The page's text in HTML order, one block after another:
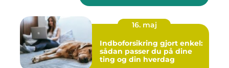
16. maj
Indboforsikring gjort enkel:
sådan passer du på dine
ting og din hverdag